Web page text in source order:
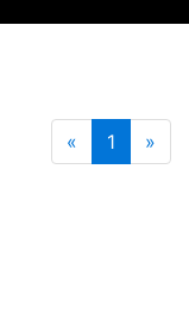
«
1 »